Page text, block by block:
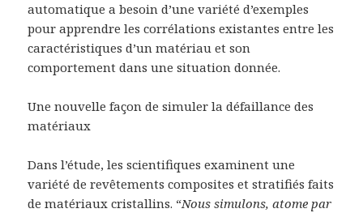
automatique a besoin d’une variété d’exemples
pour apprendre les corrélations existantes entre les
caractéristiques d’un matériau et son
comportement dans une situation donnée.
Une nouvelle façon de simuler la défaillance des
matériaux
Dans l’étude, les scientifiques examinent une
variété de revêtements composites et stratifiés faits
de matériaux cristallins. “Nous simulons, atome par